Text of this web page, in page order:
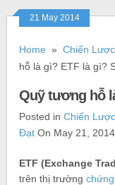
21 May 2014
Home »Chiến Lược
hỗ là gì? ETF là gì?
Quỹ tương hỗ
Posted inChiến Lược
Đạt On May 21, 2014
ETF (Exchange
trên thị trường